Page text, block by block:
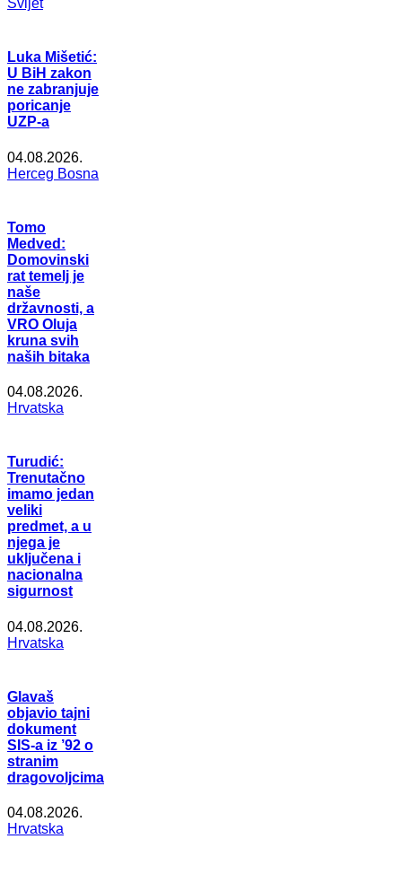
Svijet
Luka Mišetić:
U BiH zakon
ne zabranjuje
poricanje
UZP-a
04.08.2026.
Herceg Bosna
Tomo
Medved:
Domovinski
rat temelj je
naše
državnosti, a
VRO Oluja
kruna svih
naših bitaka
04.08.2026.
Hrvatska
Turudić:
Trenutačno
imamo jedan
veliki
predmet, a u
njega je
uključena i
nacionalna
sigurnost
04.08.2026.
Hrvatska
Glavaš
objavio tajni
dokument
SIS-a iz ’92 o
stranim
dragovoljcima
04.08.2026.
Hrvatska